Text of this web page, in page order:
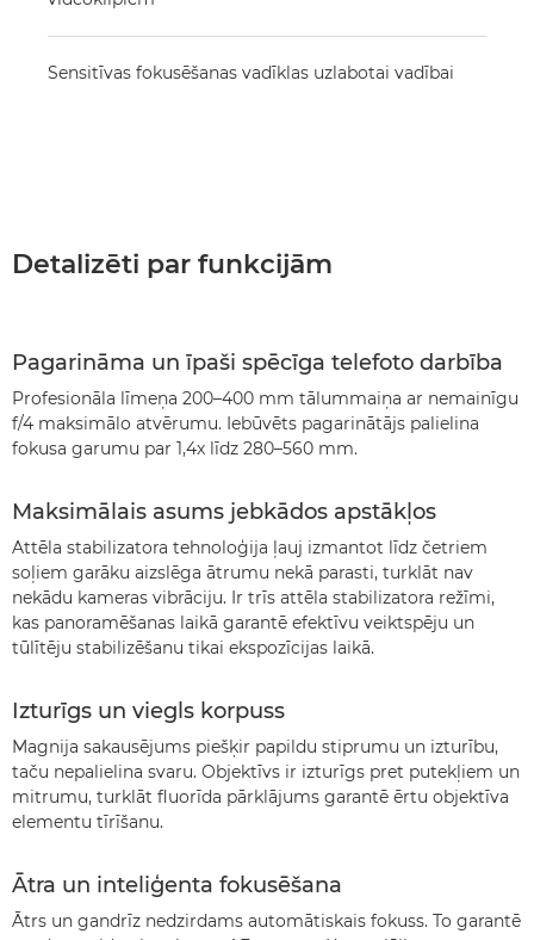
Sensitīvas fokusēšanas vadīklas uzlabotai vadībai
Detalizēti par funkcijām
Pagarināma un īpaši spēcīga telefoto darbība
Profesionāla līmeņa 200–400 mm tālummaiņa ar nemainīgu
f/4 maksimālo atvērumu. Iebūvēts pagarinātājs palielina
fokusa garumu par 1,4x līdz 280–560 mm.
Maksimālais asums jebkādos apstākļos
Attēla stabilizatora tehnoloģija ļauj izmantot līdz četriem
soļiem garāku aizslēga ātrumu nekā parasti, turklāt nav
nekādu kameras vibrāciju. Ir trīs attēla stabilizatora režīmi,
kas panoramēšanas laikā garantē efektīvu veiktspēju un
tūlītēju stabilizēšanu tikai ekspozīcijas laikā.
Izturīgs un viegls korpuss
Magnija sakausējums piešķir papildu stiprumu un izturību,
taču nepalielina svaru. Objektīvs ir izturīgs pret putekļiem un
mitrumu, turklāt fluorīda pārklājums garantē ērtu objektīva
elementu tīrīšanu.
Ātra un inteliģenta fokusēšana
Ātrs un gandrīz nedzirdams automātiskais fokuss. To garantē